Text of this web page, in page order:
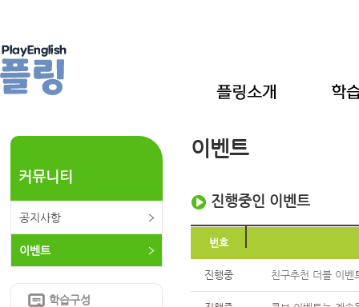
커뮤니티
공지사항
이벤트
학습구성
이벤트
진행중인 이벤트
번호
진행중 친구추천 더블 이벤